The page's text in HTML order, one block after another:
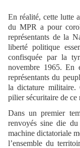
En réalité, cette lutte
du MPR a pour
représentants de la
liberté politique
confisquée par la
novembre 1965. En
représentants du
la dictature militaire.
pilier sécuritaire de ce
Dans un premier
renvoyés sine die
machine dictatoriale
l’ensemble du